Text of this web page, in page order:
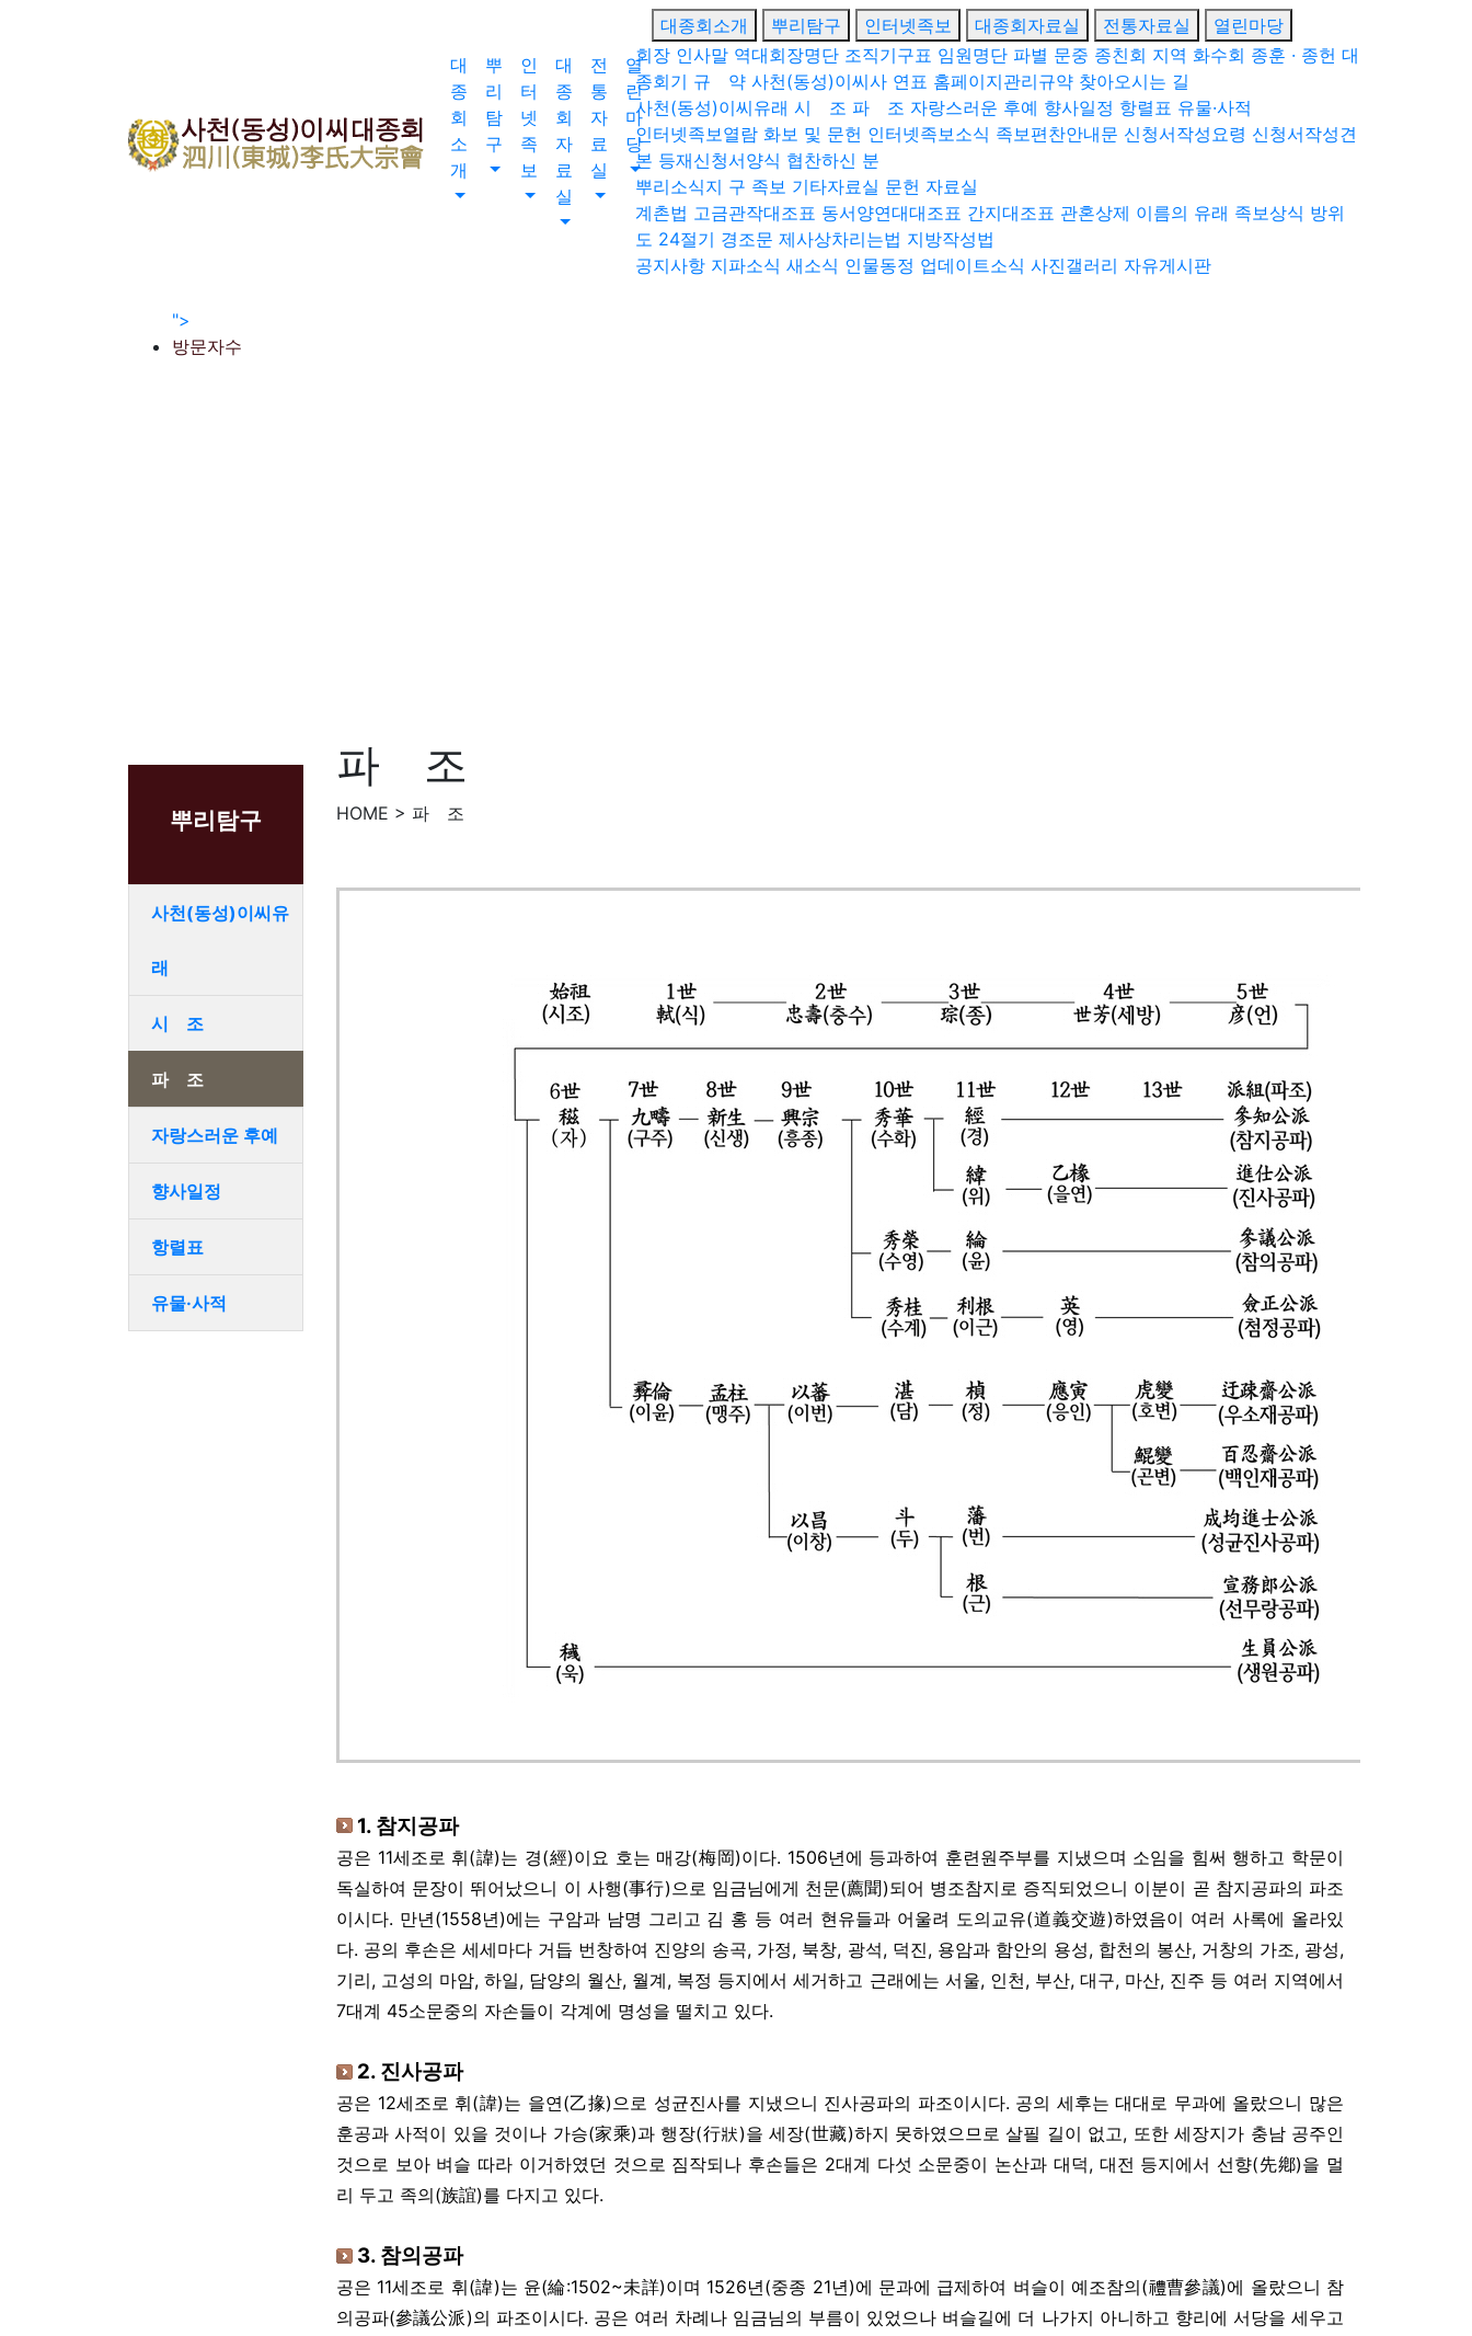
어제
0
">
방문자수
대
종
회
소
개
뿌
리
탐
구
인
터
넷
족
보
대
종
회
자
료
실
전
통
자
료
실
열
린
마
당
대종회소개 뿌리탐구 인터넷족보 대종회자료실 전통자료실
열린마당
회장 인사말 역대회장명단 조직기구표 임원명단 파별 문중 종친회 지역 화수회 종훈 · 종헌 대
종회기 규 약 사천(동성)이씨사 연표 홈페이지관리규약 찾아오시는 길
사천(동성)이씨유래 시 조 파 조 자랑스러운 후예 향사일정 항렬표 유물·사적
인터넷족보열람 화보 및 문헌 인터넷족보소식 족보편찬안내문 신청서작성요령 신청서작성견
본 등재신청서양식 협찬하신 분
뿌리소식지 구 족보 기타자료실 문헌 자료실
계촌법 고금관작대조표 동서양연대대조표 간지대조표 관혼상제 이름의 유래 족보상식 방위
도 24절기 경조문 제사상차리는법 지방작성법
공지사항 지파소식 새소식 인물동정 업데이트소식 사진갤러리 자유게시판
뿌리탐구
사천(동성)이씨유
래
시 조
파 조
자랑스러운 후예
향사일정
항렬표
유물·사적
파 조
HOME > 파 조
1. 참지공파
공은 11세조로 휘(諱)는 경(經)이요 호는 매강(梅岡)이다. 1506년에 등과하여 훈련원주부를 지냈으며 소임을 힘써 행하고 학문이
독실하여 문장이 뛰어났으니 이 사행(事行)으로 임금님에게 천문(薦聞)되어 병조참지로 증직되었으니 이분이 곧 참지공파의 파조
이시다. 만년(1558년)에는 구암과 남명 그리고 김 홍 등 여러 현유들과 어울려 도의교유(道義交遊)하였음이 여러 사록에 올라있
다. 공의 후손은 세세마다 거듭 번창하여 진양의 송곡, 가정, 북창, 광석, 덕진, 용암과 함안의 용성, 합천의 봉산, 거창의 가조, 광성,
기리, 고성의 마암, 하일, 담양의 월산, 월계, 복정 등지에서 세거하고 근래에는 서울, 인천, 부산, 대구, 마산, 진주 등 여러 지역에서
7대계 45소문중의 자손들이 각계에 명성을 떨치고 있다.
2. 진사공파
공은 12세조로 휘(諱)는 을연(乙掾)으로 성균진사를 지냈으니 진사공파의 파조이시다. 공의 세후는 대대로 무과에 올랐으니 많은
훈공과 사적이 있을 것이나 가승(家乘)과 행장(行狀)을 세장(世藏)하지 못하였으므로 살필 길이 없고, 또한 세장지가 충남 공주인
것으로 보아 벼슬 따라 이거하였던 것으로 짐작되나 후손들은 2대계 다섯 소문중이 논산과 대덕, 대전 등지에서 선향(先鄕)을 멀
리 두고 족의(族誼)를 다지고 있다.
3. 참의공파
공은 11세조로 휘(諱)는 윤(綸:1502~未詳)이며 1526년(중종 21년)에 문과에 급제하여 벼슬이 예조참의(禮曹參議)에 올랐으니 참
의공파(參議公派)의 파조이시다. 공은 여러 차례나 임금님의 부름이 있었으나 벼슬길에 더 나가지 아니하고 향리에 서당을 세우고